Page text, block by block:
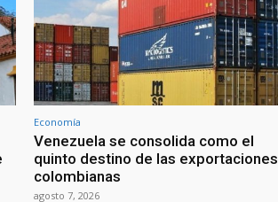
Economía
Venezuela se consolida como el
quinto destino de las exportaciones
colombianas
agosto 7, 2026